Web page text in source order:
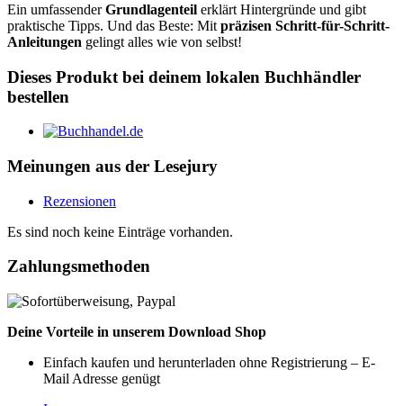
Ein umfassenderGrundlagenteil erklärt Hintergründe und gibt
praktische Tipps. Und das Beste: Mit präzisen Schritt-für-Schritt-
Anleitungen gelingt alles wie von selbst!
Dieses Produkt bei deinem lokalen Buchhändler
bestellen
Meinungen aus der Lesejury
Rezensionen
Es sind noch keine Einträge vorhanden.
Zahlungsmethoden
Deine Vorteile in unserem Download Shop
Einfach kaufen und herunterladen ohne Registrierung – E-
Mail Adresse genügt